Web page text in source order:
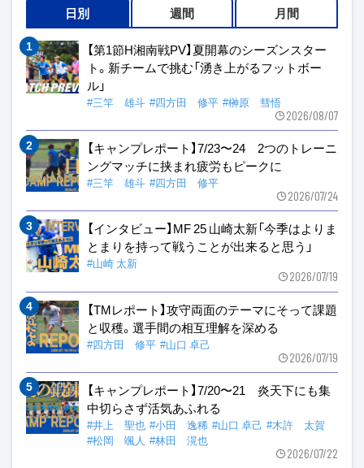
日別 週間 月間
【第1節H湘南戦PV】夏開幕のシーズンスター
ト。新チームで挑む「湧き上がるフットボー
ル」
#三竿 雄斗 #四方田 修平 #榊原 彗悟
2026/08/07
【キャンプレポート】7/23〜24 2つのトレーニ
ングマッチに挟まれ疲労もピークに
#三竿 雄斗 #四方田 修平
2026/07/24
【インタビュー】MF 25 山崎太新「今季はよりま
とまりを持って戦うことが出来ると思う」
#山崎 太新
2026/07/19
【TMレポート】攻守両面のテーマにそって課題
と収穫。選手間の相互理解を深める
#四方田 修平 #山口 卓己
2026/07/19
【キャンプレポート】7/20〜21 炎天下にも集
中切らさず活気あふれる
#井上 聖也 #小田 逸稀 #山口 卓己 #木許 太賀
#松岡 颯人 #林田 滉也
2026/07/22